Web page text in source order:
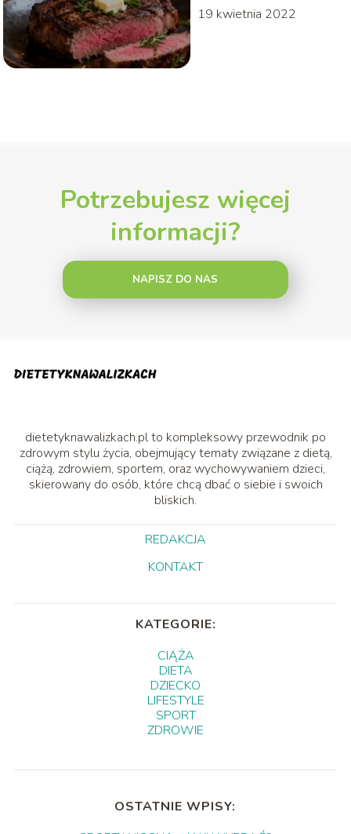
19 kwietnia 2022
Potrzebujesz więcej
informacji?
NAPISZ DO NAS
dietetyknawalizkach.pl to kompleksowy przewodnik po
zdrowym stylu życia, obejmujący tematy związane z dietą,
ciążą, zdrowiem, sportem, oraz wychowywaniem dzieci,
skierowany do osób, które chcą dbać o siebie i swoich
bliskich.
REDAKCJA
KONTAKT
KATEGORIE:
CIĄŻA
DIETA
DZIECKO
LIFESTYLE
SPORT
ZDROWIE
OSTATNIE WPISY: